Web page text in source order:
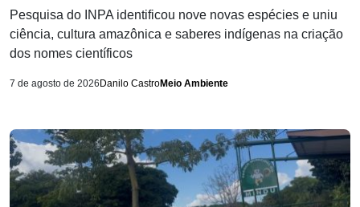
Pesquisa do INPA identificou nove novas espécies e uniu
ciência, cultura amazônica e saberes indígenas na criação
dos nomes científicos
7 de agosto de 2026 Danilo CastroMeio Ambiente